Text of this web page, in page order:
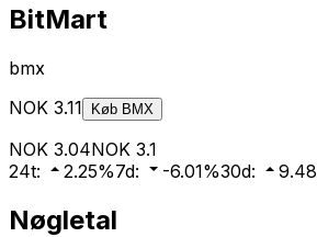
BitMart
bmx
NOK 3.11 Køb BMX
NOK 3.04NOK 3.1
24t: 2.25%7d: -6.01%30d: 9.48
Nøgletal